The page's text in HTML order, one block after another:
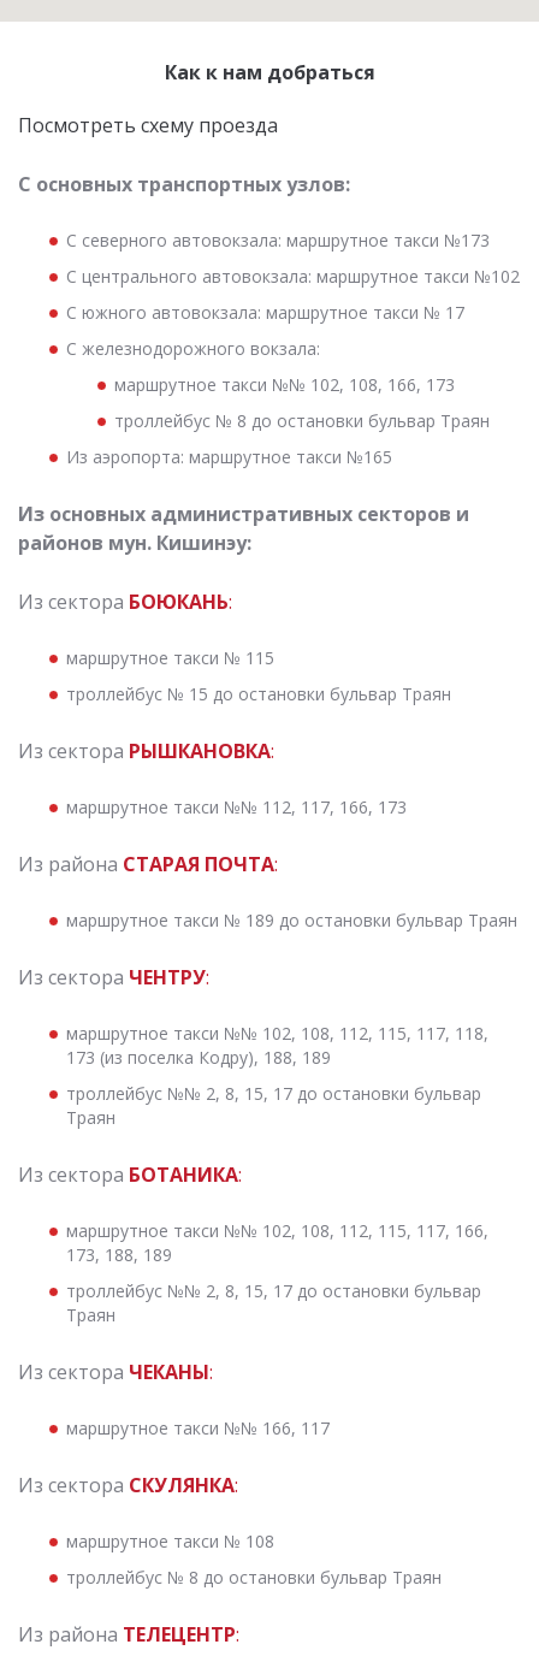
Как к нам добраться
Посмотреть схему проезда
С основных транспортных узлов:
С северного автовокзала: маршрутное такси №173
С центрального автовокзала: маршрутное такси №102
С южного автовокзала: маршрутное такси № 17
С железнодорожного вокзала:
маршрутное такси №№ 102, 108, 166, 173
троллейбус № 8 до остановки бульвар Траян
Из аэропорта: маршрутное такси №165
Из основных административных секторов и
районов мун. Кишинэу:
Из сектора БОЮКАНЬ:
маршрутное такси № 115
троллейбус № 15 до остановки бульвар Траян
Из сектора РЫШКАНОВКА:
маршрутное такси №№ 112, 117, 166, 173
Из района СТАРАЯ ПОЧТА:
маршрутное такси № 189 до остановки бульвар Траян
Из сектора ЧЕНТРУ:
маршрутное такси №№ 102, 108, 112, 115, 117, 118,
173 (из поселка Кодру), 188, 189
троллейбус №№ 2, 8, 15, 17 до остановки бульвар
Траян
Из сектора БОТАНИКА:
маршрутное такси №№ 102, 108, 112, 115, 117, 166,
173, 188, 189
троллейбус №№ 2, 8, 15, 17 до остановки бульвар
Траян
Из сектора ЧЕКАНЫ:
маршрутное такси №№ 166, 117
Из сектора СКУЛЯНКА:
маршрутное такси № 108
троллейбус № 8 до остановки бульвар Траян
Из района ТЕЛЕЦЕНТР: